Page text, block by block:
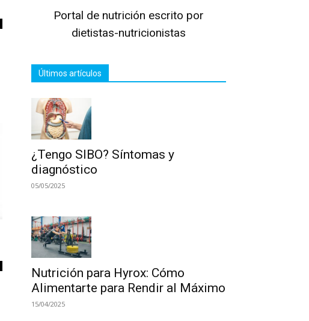
Portal de nutrición escrito por
dietistas-nutricionistas
Últimos artículos
¿Tengo SIBO? Síntomas y
diagnóstico
05/05/2025
Nutrición para Hyrox: Cómo
Alimentarte para Rendir al Máximo
15/04/2025